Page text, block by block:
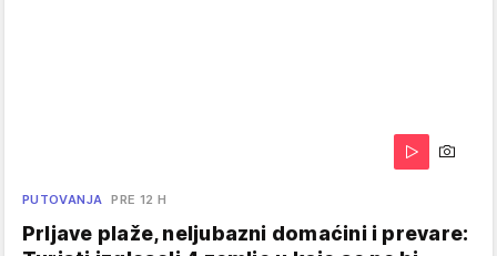
PUTOVANJA PRE 12 H
Prljave plaže, neljubazni domaćini i prevare: